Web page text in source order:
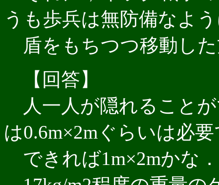
うも歩兵は無防備なよ
盾をもちつつ移動し
【回答】
人一人が隠れること
は0.6m×2mぐらいは必
できれば1m×2mかな．